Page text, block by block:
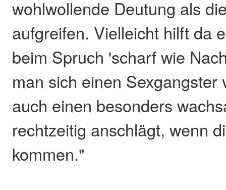
wohlwollende Deutung als
aufgreifen. Vielleicht hilft da
beim Spruch 'scharf wie
man sich einen Sexgangster
auch einen besonders
rechtzeitig anschlägt, wenn
kommen."